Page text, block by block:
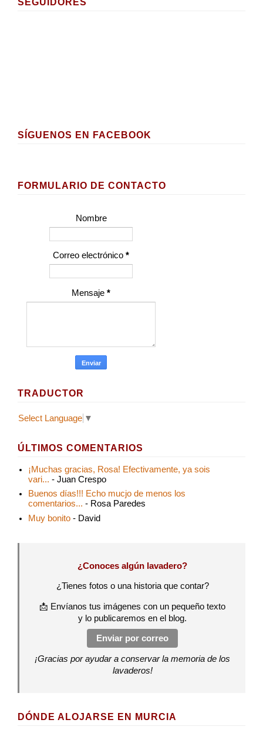
SÍGUENOS EN FACEBOOK
FORMULARIO DE CONTACTO
Nombre
Correo electrónico *
Mensaje *
TRADUCTOR
Select Language ▼
ÚLTIMOS COMENTARIOS
¡Muchas gracias, Rosa! Efectivamente, ya sois
vari... - Juan Crespo
Buenos días!!! Echo mucjo de menos los
comentarios... - Rosa Paredes
Muy bonito - David
¿Conoces algún lavadero?
¿Tienes fotos o una historia que contar?
📩 Envíanos tus imágenes con un pequeño texto
y lo publicaremos en el blog.
Enviar por correo
¡Gracias por ayudar a conservar la memoria de los
lavaderos!
DÓNDE ALOJARSE EN MURCIA